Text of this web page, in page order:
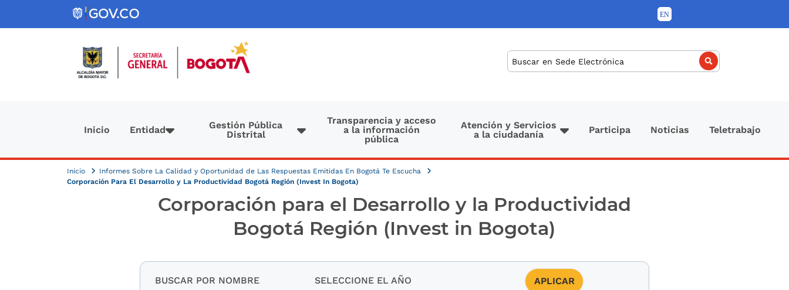
Pasar al contenido principal
Buscar
Inicio Entidad
Gestión Pública
Distrital
Transparencia y acceso
a la información
pública
Atención y Servicios
a la ciudadanía
Participa Noticias Teletrabajo
Inicio
Informes Sobre La Calidad y Oportunidad de Las Respuestas Emitidas En Bogotá Te Escucha
Corporación Para El Desarrollo y La Productividad Bogotá Región (Invest In Bogota)
Corporación para el Desarrollo y la Productividad
Bogotá Región (Invest in Bogota)
BUSCAR POR NOMBRE SELECCIONE EL AÑO